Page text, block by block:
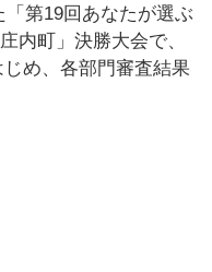
第19回あなたが選ぶ
内町」決勝大会で、
め、各部門審査結果